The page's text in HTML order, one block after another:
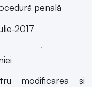
penală
2017
modificarea și